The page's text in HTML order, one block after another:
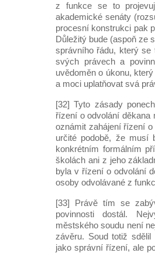
z funkce se to
akademické senáty
procesní konstrukci pak
Důležitý bude (aspoň ze
správního řádu, který se
svých právech a
uvědoměn o úkonu,
a moci uplatňovat svá
[32] Tyto zásady
řízení o odvolání děkana
oznámit zahájení řízení
určité podobě, že musí
konkrétním formálním
školách ani z jeho
byla v řízení o odvolání
osoby odvolávané z
[33] Právě tím se
povinnosti dostál.
městského soudu není
závěru. Soud totiž
jako správní řízení, ale